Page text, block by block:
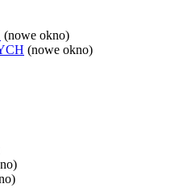
(nowe okno)
(nowe okno)